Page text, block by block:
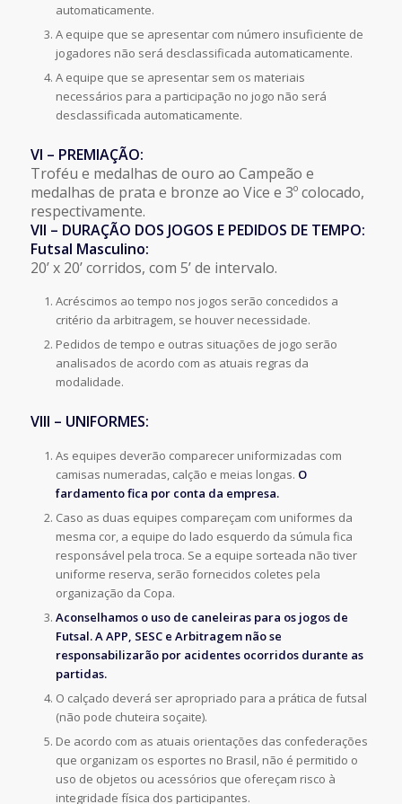
automaticamente.
A equipe que se apresentar com número insuficiente de
jogadores não será desclassificada automaticamente.
A equipe que se apresentar sem os materiais
necessários para a participação no jogo não será
desclassificada automaticamente.
VI – PREMIAÇÃO:
Troféu e medalhas de ouro ao Campeão e
medalhas de prata e bronze ao Vice e 3º colocado,
respectivamente.
VII – DURAÇÃO DOS JOGOS E PEDIDOS DE TEMPO:
Futsal Masculino:
20’ x 20’ corridos, com 5’ de intervalo.
Acréscimos ao tempo nos jogos serão concedidos a
critério da arbitragem, se houver necessidade.
Pedidos de tempo e outras situações de jogo serão
analisados de acordo com as atuais regras da
modalidade.
VIII – UNIFORMES:
As equipes deverão comparecer uniformizadas com
camisas numeradas, calção e meias longas. O
fardamento fica por conta da empresa.
Caso as duas equipes compareçam com uniformes da
mesma cor, a equipe do lado esquerdo da súmula fica
responsável pela troca. Se a equipe sorteada não tiver
uniforme reserva, serão fornecidos coletes pela
organização da Copa.
Aconselhamos o uso de caneleiras para os jogos de
Futsal. A APP, SESC e Arbitragem não se
responsabilizarão por acidentes ocorridos durante as
partidas.
O calçado deverá ser apropriado para a prática de futsal
(não pode chuteira soçaite).
De acordo com as atuais orientações das confederações
que organizam os esportes no Brasil, não é permitido o
uso de objetos ou acessórios que ofereçam risco à
integridade física dos participantes.